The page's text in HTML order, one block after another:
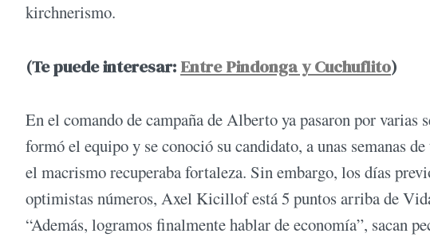
kirchnerismo.
(Te puede interesar: Entre Pindonga y Cuchuflito)
En el comando de campaña de Alberto ya pasaron por
formó el equipo y se conoció su candidato, a unas semanas
el macrismo recuperaba fortaleza. Sin embargo, los días
optimistas números, Axel Kicillof está 5 puntos arriba de
“Además, logramos finalmente hablar de economía”, sacan